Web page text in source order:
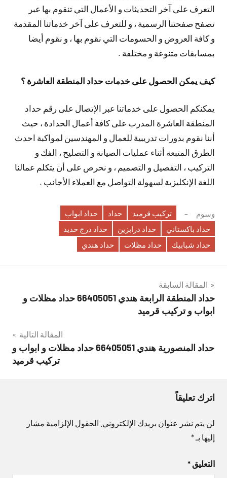
التعرف على آخر التحديثات و الأعمال التي تنقوم بها عبر
تصفح صفحتنا الرسمية ، و للتعرف على آخر خدماتنا المقدمة
و كافة العروض و الحسومات التي نقوم بها ، و نقوم أيضا
بمسابقات متنوعة و مختلفة .
كيف يمكن الحصول على خدمات حداد المنطقة العاشرة ؟
يمكنكم الحصول على خدماتنا عبر الإتصال على رقم حداد
المنطقة العاشرة المدرب على كافة أعمال الحدادة ، حيث
أننا نقوم بدورات تدريبية للعمال و المهندسين لمواكبة احدث
الطرق المتبعة أثناء عمليات الصيانة و التصليح ، الفك و
التركيب ، التفصيل و التصميم ، و نحرص على أن يتكلم عمالنا
اللغة الإنكليزية لسهولة التواصل مع العملاء الأجانب .
وسوم تركيب قرميد حداد
حداد ابواب
حداد باكستاني
حداد درابزين
حداد درج حديد
حداد شبابيك
حداد مظلات حداد هندي
تصفّح
المقالات
المقالة السابقة
حداد المنطقة الرابعة هندي 66405051 حداد مظلات و
ابواب و تركيب قرميد
المقالة التالية
حداد المنصورية هندي 66405051 حداد مظلات و ابواب و
تركيب قرميد
اترك تعليقاً
لن يتم نشر عنوان بريدك الإلكتروني. الحقول الإلزامية مشار
إليها بـ*
التعليق *